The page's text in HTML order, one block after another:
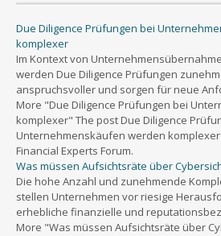
Due Diligence Prüfungen bei
komplexer
Im Kontext von
werden Due Diligence Prüfungen
anspruchsvoller und sorgen für neue
More "Due Diligence Prüfungen bei
komplexer" The post Due Diligence
Unternehmenskäufen werden
Financial Experts Forum.
Was müssen Aufsichtsräte über
Die hohe Anzahl und zunehmende
stellen Unternehmen vor riesige
erhebliche finanzielle und
More "Was müssen Aufsichtsräte über